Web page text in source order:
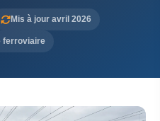
Mis à jour avril 2026
ferroviaire